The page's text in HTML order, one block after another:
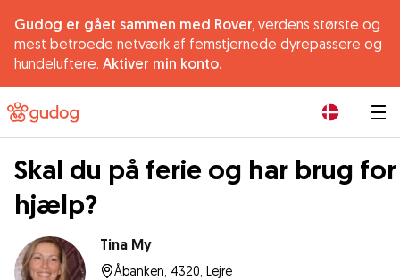
Gudog er gået sammen med Rover, verdens største og
mest betroede netværk af femstjernede dyrepassere og
hundeluftere. Aktiver min konto.
Skal du på ferie og har brug for
hjælp?
Tina My
Åbanken, 4320, Lejre